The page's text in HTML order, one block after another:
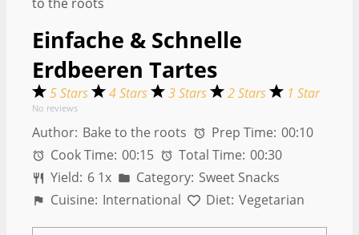
Einfache & Schnelle
Erdbeeren Tartes
5 Stars 4 Stars 3 Stars 2 Stars 1 Star
No reviews
Author: Bake to the roots Prep Time: 00:10
Cook Time: 00:15 Total Time: 00:30
Yield: 6 1x Category: Sweet Snacks
Cuisine: International Diet: Vegetarian